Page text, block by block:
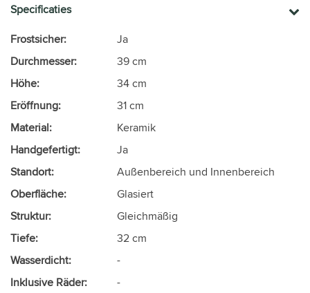
Specificaties
Frostsicher:
Ja
Durchmesser:
39 cm
Höhe:
34 cm
Eröffnung:
31 cm
Material:
Keramik
Handgefertigt:
Ja
Standort:
Außenbereich und Innenbereich
Oberfläche:
Glasiert
Struktur:
Gleichmäßig
Tiefe:
32 cm
Wasserdicht:
-
Inklusive Räder:
-